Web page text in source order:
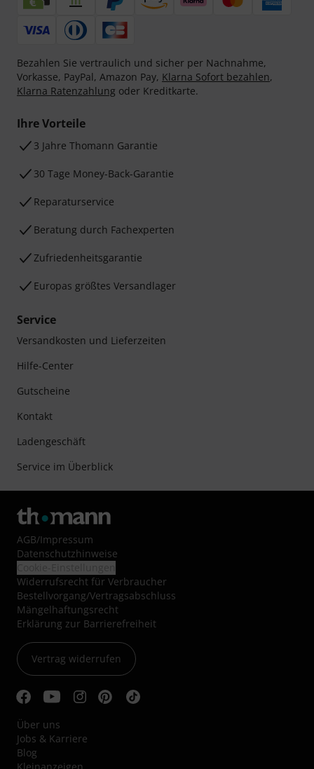
Bezahlen Sie vertraulich und sicher per Nachnahme,
Vorkasse, PayPal, Amazon Pay, Klarna Sofort bezahlen,
Klarna Ratenzahlung oder Kreditkarte.
Ihre Vorteile
3 Jahre Thomann Garantie
30 Tage Money-Back-Garantie
Reparaturservice
Beratung durch Fachexperten
Zufriedenheitsgarantie
Europas größtes Versandlager
Service
Versandkosten und Lieferzeiten
Hilfe-Center
Gutscheine
Kontakt
Ladengeschäft
Service im Überblick
AGB/Impressum
Datenschutzhinweise
Widerrufsrecht für Verbraucher
Bestellvorgang/Vertragsabschluss
Mängelhaftungsrecht
Erklärung zur Barrierefreiheit
Vertrag widerrufen
Über uns
Jobs & Karriere
Blog